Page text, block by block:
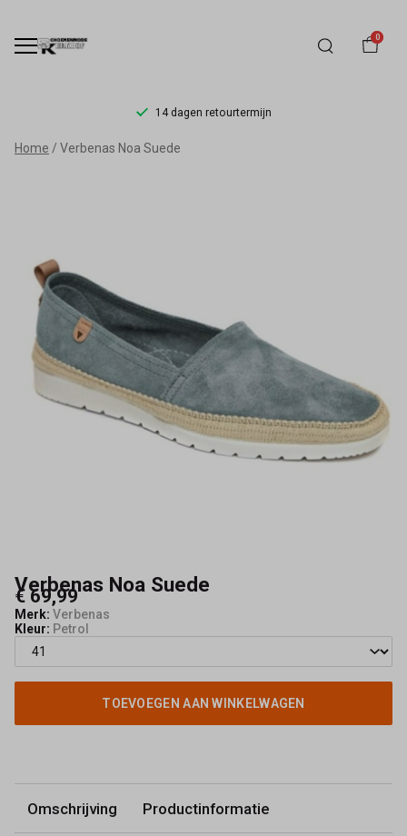
0
14 dagen retourtermijn
Verbenas
Schoenmode
Kerkhof
Home Verbenas Noa Suede
Verbenas Noa Suede
€ 69,99
Merk: Verbenas
Kleur: Petrol
TOEVOEGEN AAN WINKELWAGEN
Omschrijving Productinformatie